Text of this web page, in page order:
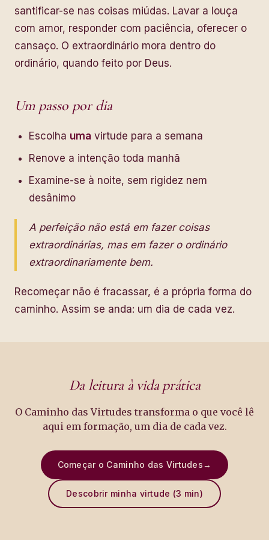
santificar-se nas coisas miúdas. Lavar a louça
com amor, responder com paciência, oferecer o
cansaço. O extraordinário mora dentro do
ordinário, quando feito por Deus.
Um passo por dia
Escolha uma virtude para a semana
Renove a intenção toda manhã
Examine-se à noite, sem rigidez nem
desânimo
A perfeição não está em fazer coisas
extraordinárias, mas em fazer o ordinário
extraordinariamente bem.
Recomeçar não é fracassar, é a própria forma do
caminho. Assim se anda: um dia de cada vez.
Da leitura à vida prática
O Caminho das Virtudes transforma o que você lê
aqui em formação, um dia de cada vez.
Começar o Caminho das Virtudes→
Descobrir minha virtude (3 min)